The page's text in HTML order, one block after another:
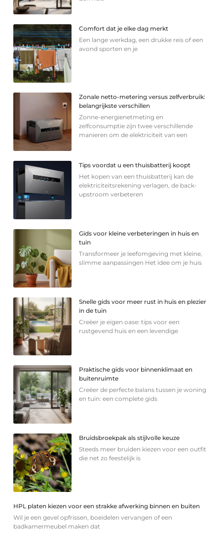
Comfort dat je elke dag merkt
Een lange werkdag, een drukke reis of een
avond sporten en je
Zonale netto-metering versus zelfverbruik:
belangrijkste verschillen
Zonne-energienetmeting en
zelfconsumptie zijn twee verschillende
manieren om de elektriciteit van een
Tips voordat u een thuisbatterij koopt
Het kopen van een thuisbatterij kan de
elektriciteitsrekening verlagen, de back-
upstroom verbeteren
Gids voor kleine verbeteringen in huis en
tuin
Transformeer je leefomgeving met kleine,
slimme aanpassingen Het idee om je huis
Snelle gids voor meer rust in huis en plezier
in de tuin
Creëer je eigen oase: tips voor een
rustgevend huis en een levendige
Praktische gids voor binnenklimaat en
buitenruimte
Creëer de perfecte balans tussen je woning
en tuin: een complete gids
Bruidsbroekpak als stijlvolle keuze
Steeds meer bruiden kiezen voor een outfit
die net zo feestelijk is
HPL platen kiezen voor een strakke afwerking binnen en buiten
Wil je een gevel opfrissen, boeidelen vervangen of een
badkamermeubel maken dat